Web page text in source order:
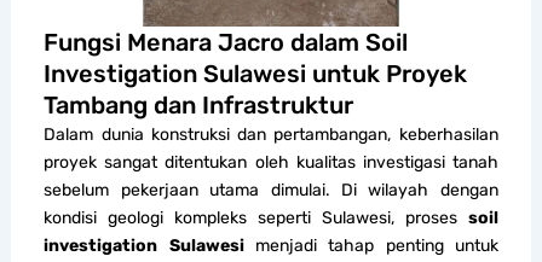
Fungsi Menara Jacro dalam Soil
Investigation Sulawesi untuk Proyek
Tambang dan Infrastruktur
Dalam dunia konstruksi dan pertambangan, keberhasilan
proyek sangat ditentukan oleh kualitas investigasi tanah
sebelum pekerjaan utama dimulai. Di wilayah dengan
kondisi geologi kompleks seperti Sulawesi, proses soil
investigation Sulawesimenjadi tahap penting untuk